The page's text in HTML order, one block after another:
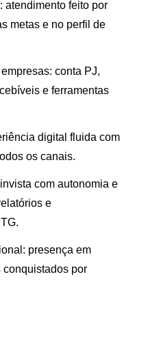
: atendimento feito por
metas e no perfil de
: conta PJ,
e ferramentas
digital fluida com
os canais.
com autonomia e
e
: presença em
por